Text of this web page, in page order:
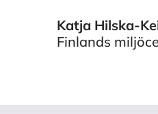
Katja Hilska-
Finlands